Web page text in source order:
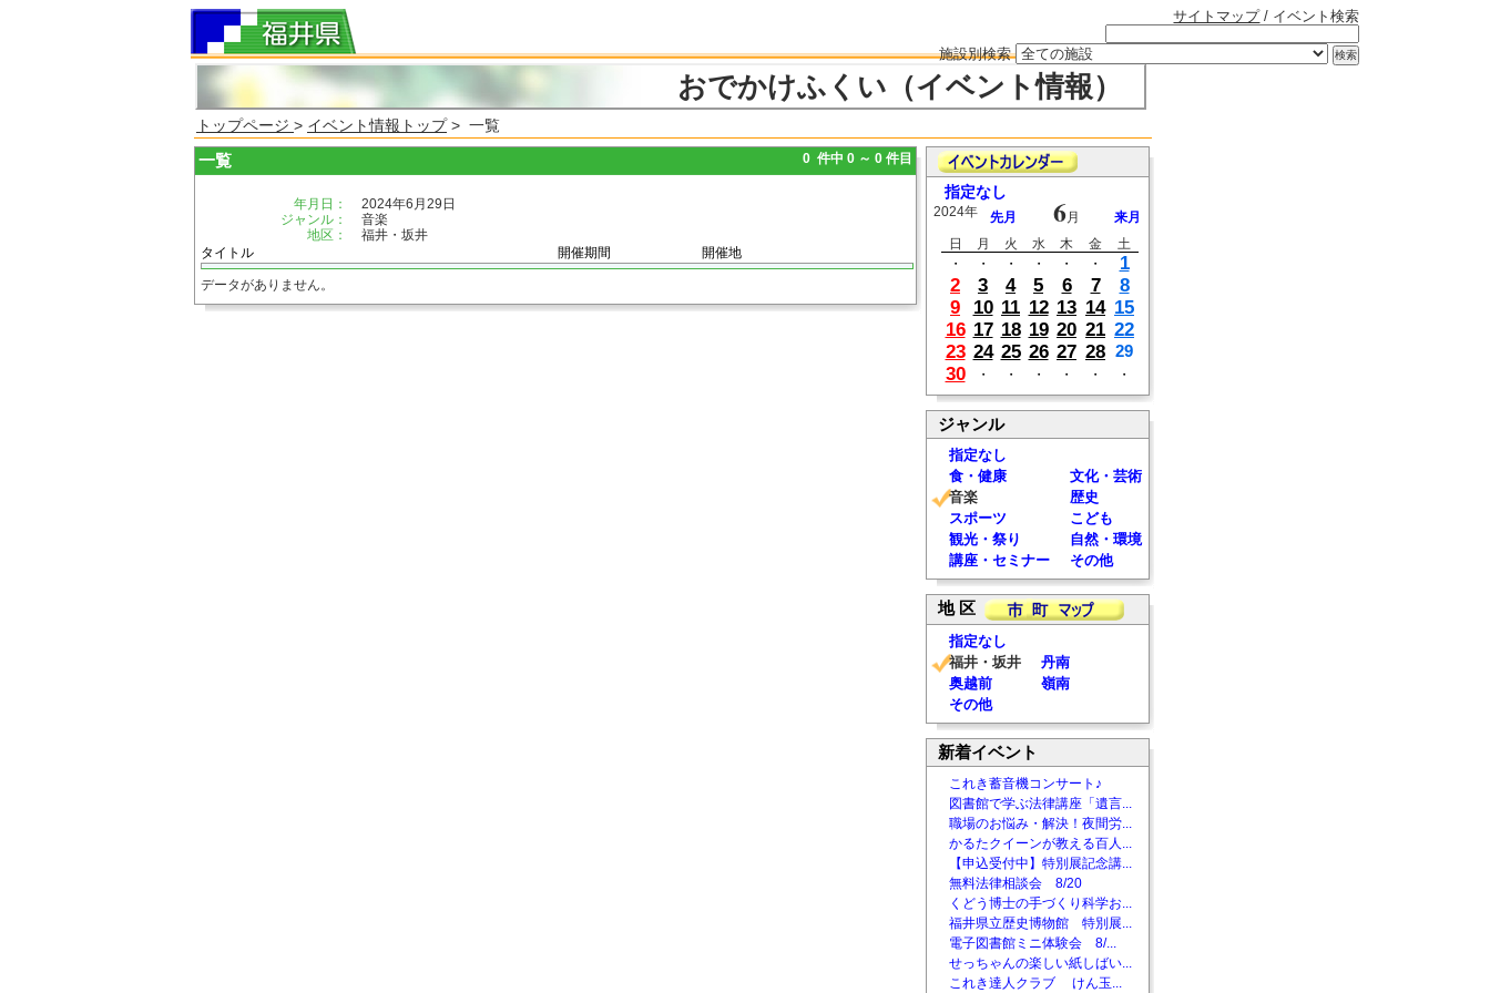
サイトマップ/ イベント検索
施設別検索
おでかけふくい（イベント情報）
トップページ > イベント情報トップ> 一覧
一覧 0 件中 0 ～ 0 件目
年月日：
2024年6月29日
ジャンル：
音楽
地区：
福井・坂井
タイトル
開催期間 開催地
データがありません。
指定なし
2024年 先月 6月
来月
日
月 火 水 木 金
土
・
・ ・ ・ ・ ・
1
2
3 4 5 6 7
8
9
10 11 12 13 14 15
16 17 18 19 20 21 22
23 24 25 26 27 28 29
30 ・ ・ ・ ・ ・ ・
ジャンル
指定なし
食・健康
文化・芸術
音楽
歴史
スポーツ
こども
観光・祭り
自然・環境
講座・セミナー
その他
地 区
指定なし
福井・坂井
丹南
奥越前
嶺南
その他
新着イベント
これき蓄音機コンサート♪
図書館で学ぶ法律講座「遺言...
職場のお悩み・解決！夜間労...
かるたクイーンが教える百人...
【申込受付中】特別展記念講...
無料法律相談会 8/20
くどう博士の手づくり科学お...
福井県立歴史博物館 特別展...
電子図書館ミニ体験会 8/...
せっちゃんの楽しい紙しばい...
これき達人クラブ けん玉...